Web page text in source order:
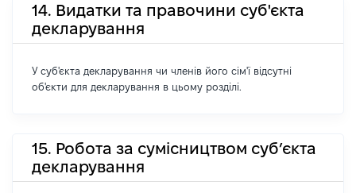
14. Видатки та правочини суб'єкта
декларування
У суб'єкта декларування чи членів його сім'ї відсутні
об'єкти для декларування в цьому розділі.
15. Робота за сумісництвом суб’єкта
декларування